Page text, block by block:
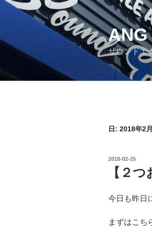
ン
ス
サウンドエ
日: 2018年2
投
2018-02-25
【２
今日も昨日
まずはこち